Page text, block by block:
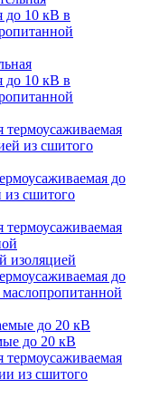
до 10 кВ в
до
из сшитого
до
до 20 кВ